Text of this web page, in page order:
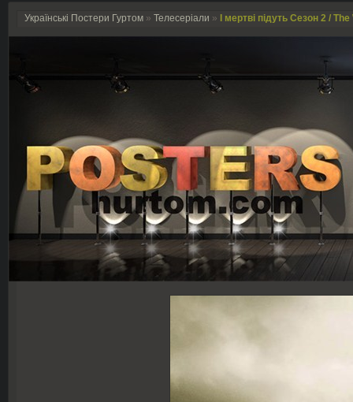
Українські Постери Гуртом » Телесеріали » І мертві підуть Сезон 2 /